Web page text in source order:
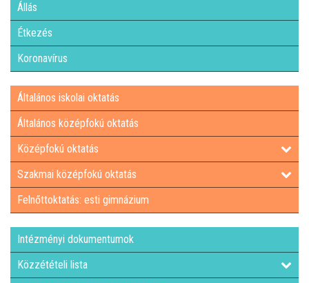
INTÉZMÉNYI DOKUMENTUMOK
KÖZZÉTÉTELI LISTA
JELENTKEZÉSI LAP/FELVÉTELI KÉRVÉNY
LETÖLTHETŐ NYOMTATVÁNYOK
DUÁLIS PARTNEREINK A SZAKKKÉPZÉSBEN
HÍREK, AKTUALITÁSOK
Állás
Étkezés
Koronavírus
Általános iskolai oktatás
Általános középfokú oktatás
Középfokú oktatás
Szakmai középfokú oktatás
Felnőttoktatás: esti gimnázium
Intézményi dokumentumok
Közzétételi lista